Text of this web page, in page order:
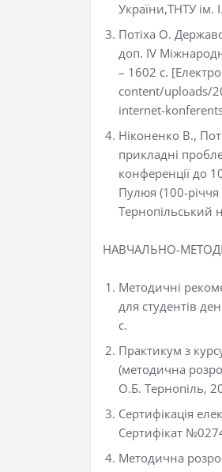
України,ТНТУ ім.
Потіха О.
доп. IV
– 1602 с.
content/uploads/
internet-
Ніконенко В.,
прикладні
конференції до
Пулюя (100-річчя
Тернопільський
НАВЧАЛЬНО-
Методичні
для студентів
с.
Практикум з
(методична
О.Б. Тернопіль,
Сертифікація
Сертифікат
Методична